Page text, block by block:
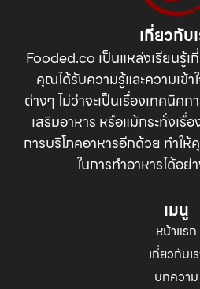
เกี่ยวกับ
Fooded.co เป็นแหล่งเรียนรู้เ
คุณได้รับความรู้และความเข้า
ต่างๆ ไม่ว่าจะเป็นเรื่องเทคนิค
เสริมอาหาร หรือแม้กระทั่งเ
การบริโภคอาหารอีกด้วย ทำ
ในการทำอาหารได้อ
เมนู
หน้าแรก
เกี่ยวกับเ
บทความ